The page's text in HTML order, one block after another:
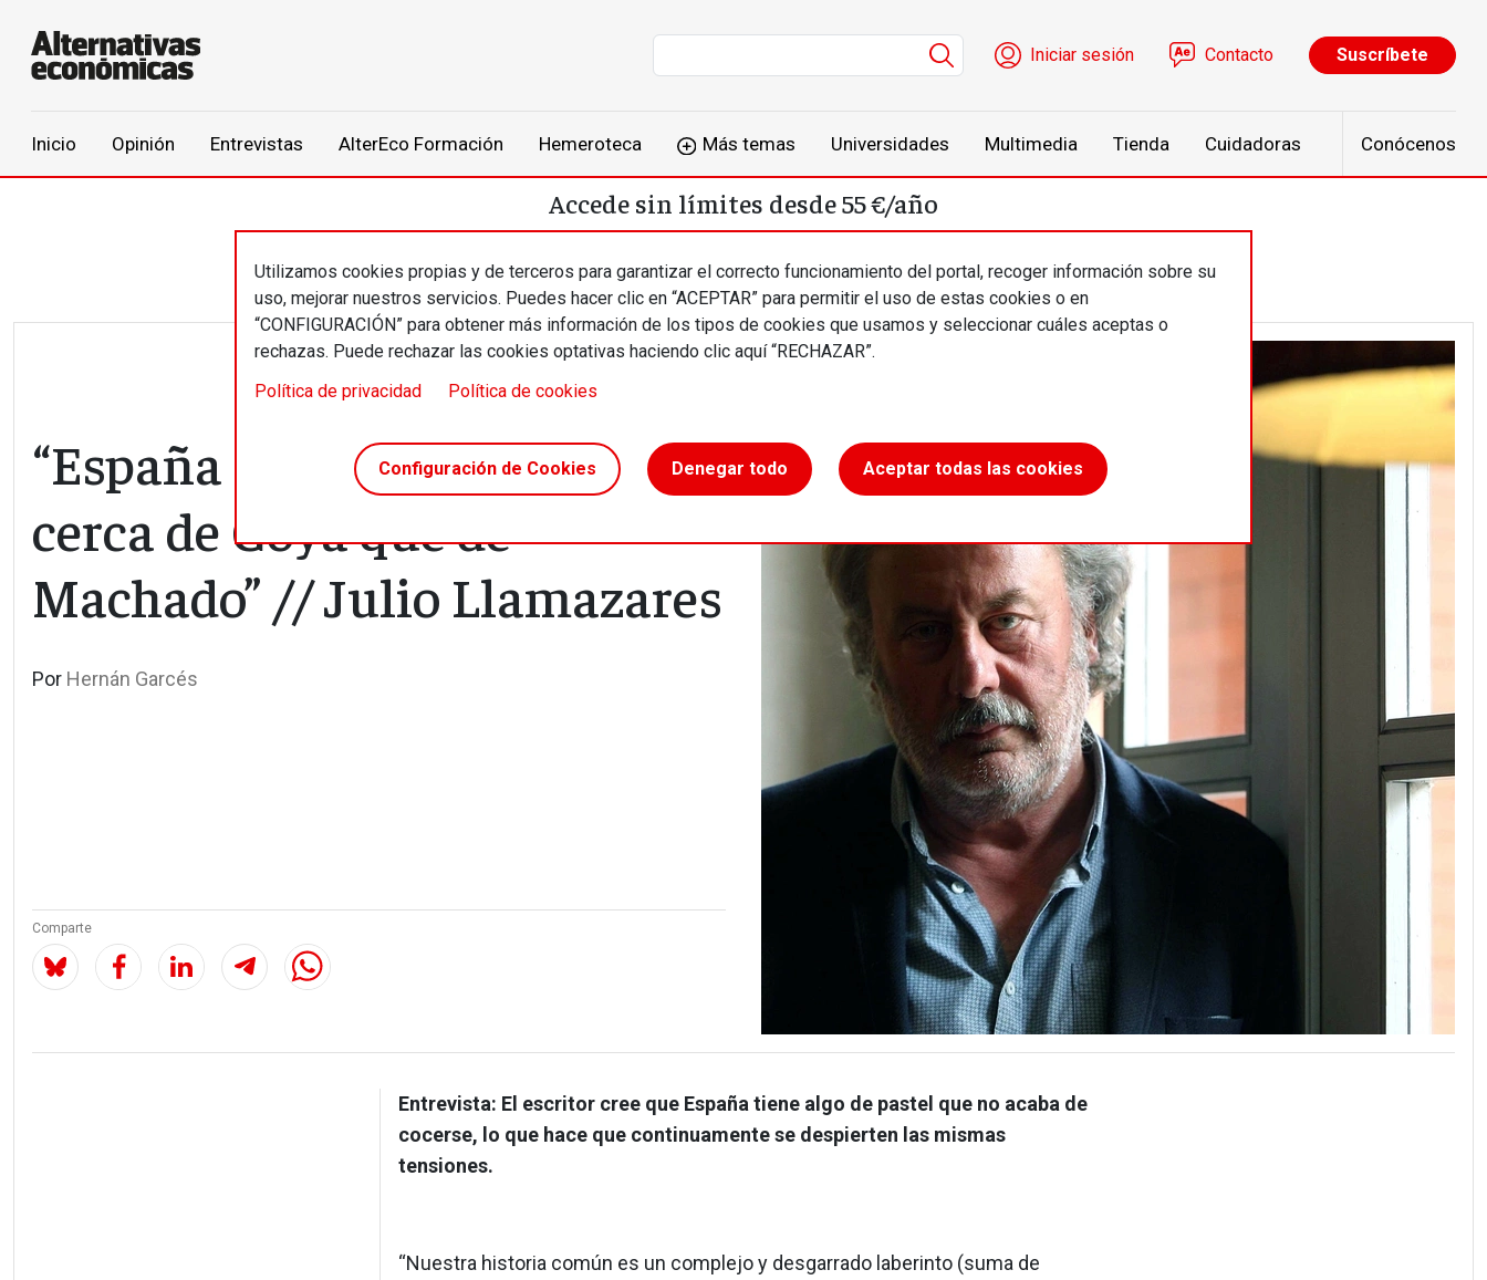
Menú de cuenta de usuario
Iniciar sesión Contacto Suscríbete
Inicio Opinión Entrevistas AlterEco Formación Hemeroteca Más temas Universidades Multimedia Tienda Cuidadoras Conócenos
Utilizamos cookies propias y de terceros para garantizar el correcto funcionamiento del portal, recoger información sobre su
uso, mejorar nuestros servicios. Puedes hacer clic en “ACEPTAR” para permitir el uso de estas cookies o en
“CONFIGURACIÓN” para obtener más información de los tipos de cookies que usamos y seleccionar cuáles aceptas o
rechazas. Puede rechazar las cookies optativas haciendo clic aquí “RECHAZAR”.
Política de privacidad
Política de cookies
Configuración de Cookies Denegar todo Aceptar todas las cookies
Accede sin límites desde 55 €/año
“España sigue estando más
cerca de Goya que de
Machado” // Julio Llamazares
Por Hernán Garcés
Comparte
Entrevista: El escritor cree que España tiene algo de pastel que no acaba de
cocerse, lo que hace que continuamente se despierten las mismas
tensiones.
“Nuestra historia común es un complejo y desgarrado laberinto (suma de